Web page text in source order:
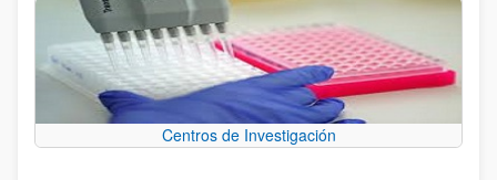
Centros de Investigación